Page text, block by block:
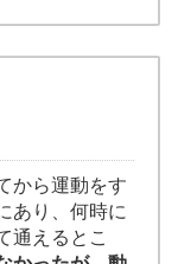
から運動をす
あり、何時に
通えるとこ